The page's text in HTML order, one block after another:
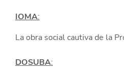
IOMA:
La obra social cautiva de la
DOSUBA: